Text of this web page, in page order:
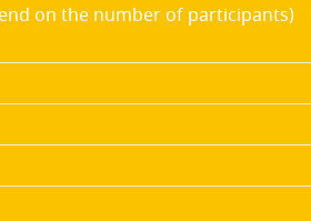
on the num­ber of participants)